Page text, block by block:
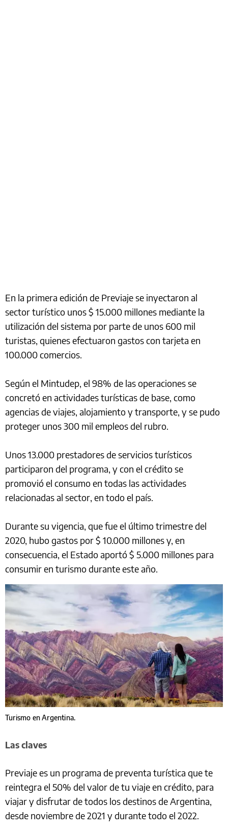
En la primera edición de Previaje se inyectaron al
sector turístico unos $ 15.000 millones mediante la
utilización del sistema por parte de unos 600 mil
turistas, quienes efectuaron gastos con tarjeta en
100.000 comercios.
Según el Mintudep, el 98% de las operaciones se
concretó en actividades turísticas de base, como
agencias de viajes, alojamiento y transporte, y se pudo
proteger unos 300 mil empleos del rubro.
Unos 13.000 prestadores de servicios turísticos
participaron del programa, y con el crédito se
promovió el consumo en todas las actividades
relacionadas al sector, en todo el país.
Durante su vigencia, que fue el último trimestre del
2020, hubo gastos por $ 10.000 millones y, en
consecuencia, el Estado aportó $ 5.000 millones para
consumir en turismo durante este año.
Turismo en Argentina.
Las claves
Previaje es un programa de preventa turística que te
reintegra el 50% del valor de tu viaje en crédito, para
viajar y disfrutar de todos los destinos de Argentina,
desde noviembre de 2021 y durante todo el 2022.